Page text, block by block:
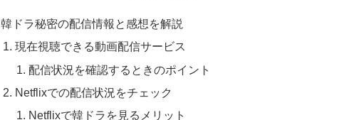
韓ドラ秘密の配信情報と感想を解説
現在視聴できる動画配信サービス
配信状況を確認するときのポイント
Netflixでの配信状況をチェック
Netflixで韓ドラを見るメリット